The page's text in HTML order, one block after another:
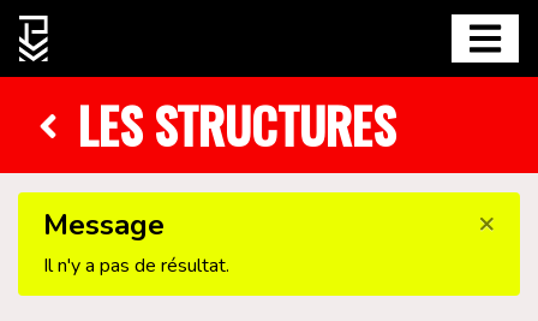
LES STRUCTURES
×
Message
Il n'y a pas de résultat.